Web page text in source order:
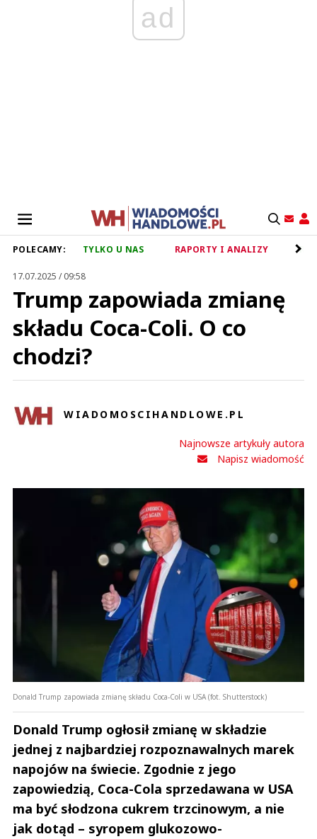
ad
POLECAMY: TYLKO U NAS RAPORTY I ANALIZY
17.07.2025 / 09:58
Trump zapowiada zmianę
składu Coca-Coli. O co
chodzi?
WIADOMOSCIHANDLOWE.PL
Najnowsze artykuły autora
Napisz wiadomość
Donald Trump zapowiada zmianę składu Coca-Coli w USA (fot. Shutterstock)
Donald Trump ogłosił zmianę w składzie
jednej z najbardziej rozpoznawalnych marek
napojów na świecie. Zgodnie z jego
zapowiedzią, Coca-Cola sprzedawana w USA
ma być słodzona cukrem trzcinowym, a nie
jak dotąd – syropem glukozowo-